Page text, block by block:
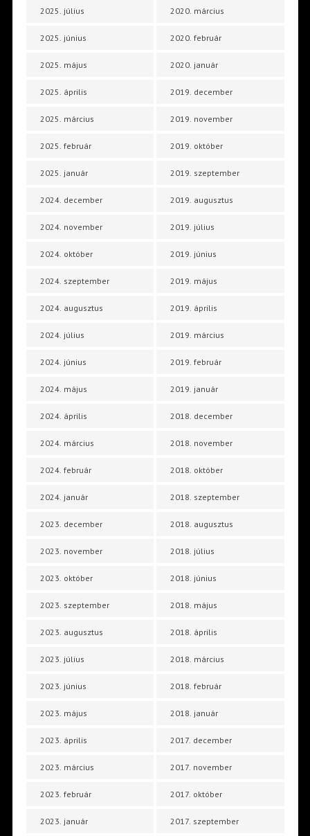
2025. július
2025. június
2025. május
2025. április
2025. március
2025. február
2025. január
2024. december
2024. november
2024. október
2024. szeptember
2024. augusztus
2024. július
2024. június
2024. május
2024. április
2024. március
2024. február
2024. január
2023. december
2023. november
2023. október
2023. szeptember
2023. augusztus
2023. július
2023. június
2023. május
2023. április
2023. március
2023. február
2023. január
2020. március
2020. február
2020. január
2019. december
2019. november
2019. október
2019. szeptember
2019. augusztus
2019. július
2019. június
2019. május
2019. április
2019. március
2019. február
2019. január
2018. december
2018. november
2018. október
2018. szeptember
2018. augusztus
2018. július
2018. június
2018. május
2018. április
2018. március
2018. február
2018. január
2017. december
2017. november
2017. október
2017. szeptember